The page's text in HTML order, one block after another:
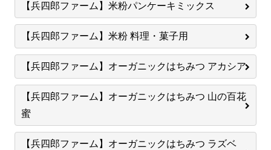
【兵四郎ファーム】米粉パンケーキミックス
【兵四郎ファーム】米粉 料理・菓子用
【兵四郎ファーム】オーガニックはちみつ アカシア
【兵四郎ファーム】オーガニックはちみつ 山の百花
蜜
【兵四郎ファーム】オーガニックはちみつ ラズベ